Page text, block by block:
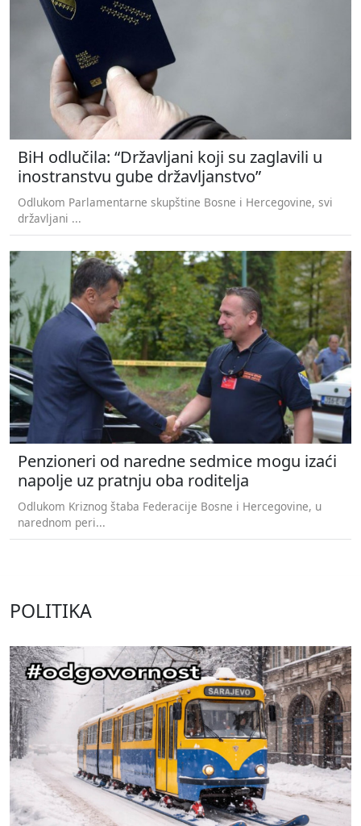
BiH odlučila: “Državljani koji su zaglavili u
inostranstvu gube državljanstvo”
Odlukom Parlamentarne skupštine Bosne i Hercegovine, svi
državljani ...
Penzioneri od naredne sedmice mogu izaći
napolje uz pratnju oba roditelja
Odlukom Kriznog štaba Federacije Bosne i Hercegovine, u
narednom peri...
POLITIKA